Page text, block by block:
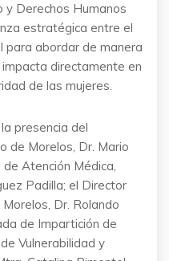
y Derechos Humanos
estratégica entre el
para abordar de manera
directamente en
de las mujeres.
presencia del
de Morelos, Dr. Mario
Atención Médica,
Padilla; el Director
Dr. Rolando
de Impartición de
Vulnerabilidad y